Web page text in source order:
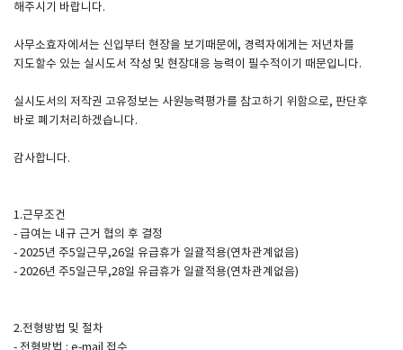
광고문의
해주시기 바랍니다.
사무소효자에서는 신입부터 현장을 보기때문에, 경력자에게는 저년차를
지도할수 있는 실시도서 작성 및 현장대응 능력이 필수적이기 때문입니다.
실시도서의 저작권 고유정보는 사원능력평가를 참고하기 위함으로, 판단후
바로 폐기처리하겠습니다.
감사합니다.
1.근무조건
- 급여는 내규 근거 협의 후 결정
- 2025년 주5일근무,26일 유급휴가 일괄적용(연차관계없음)
- 2026년 주5일근무,28일 유급휴가 일괄적용(연차관계없음)
2.전형방법 및 절차